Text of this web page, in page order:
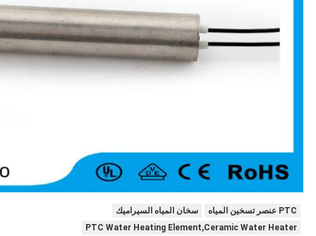
PTC عنصر تسخين المياه
سخان المياه السيراميك
PTC Water Heating Element,Ceramic Water Heater